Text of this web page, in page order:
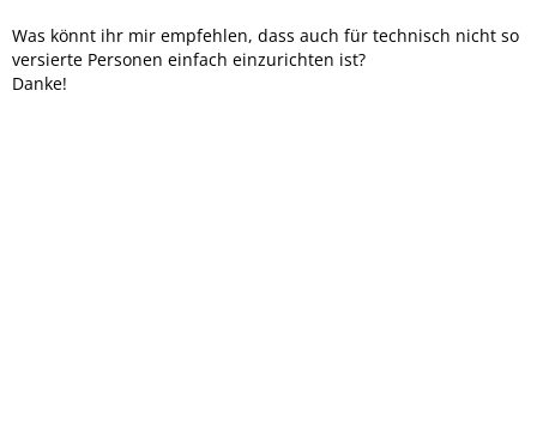
Was könnt ihr mir empfehlen, dass auch für technisch nicht so
versierte Personen einfach einzurichten ist?
Danke!